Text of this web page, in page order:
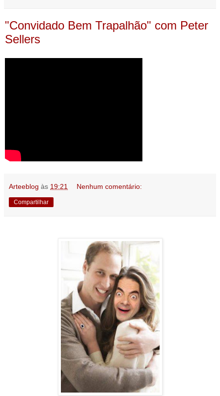
"Convidado Bem Trapalhão" com Peter
Sellers
Arteeblog às 19:21 Nenhum comentário:
Compartilhar